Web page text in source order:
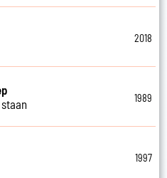
2018
1989
1997